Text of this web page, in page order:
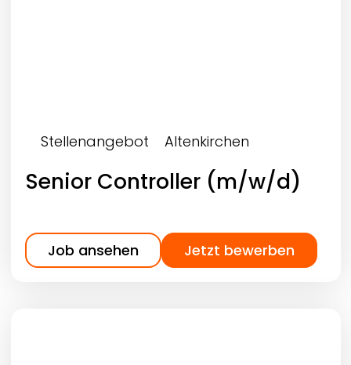
Stellenangebot Altenkirchen
Senior Controller (m/w/d)
Job ansehen Jetzt bewerben